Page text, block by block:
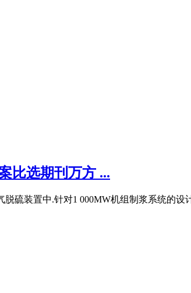
比选期刊万方 ...
硫装置中.针对1 000MW机组制浆系统的